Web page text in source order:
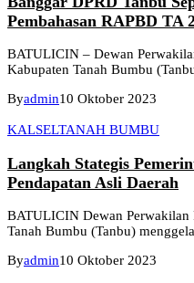
Pembahasan RAPBD TA
BATULICIN – Dewan
Kabupaten Tanah Bumbu
Byadmin10 Oktober 2023
KALSELTANAH BUMBU
Langkah Stategis
Pendapatan Asli Daerah
BATULICIN Dewan Perwakilan
Tanah Bumbu (Tanbu)
Byadmin10 Oktober 2023